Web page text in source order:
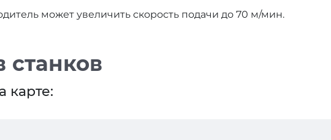
может увеличить скорость подачи до 70 м/мин.
станков
карте: